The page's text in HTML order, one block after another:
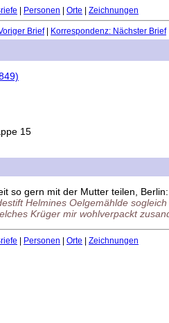
Personen Orte Zeichnungen
Brief| Korrespondenz: Nächster Brief
15
so gern mit der Mutter teilen, Berlin:
Helmines Oelgemählde
Krüger mir wohlverpackt
| Personen | Orte | Zeichnungen